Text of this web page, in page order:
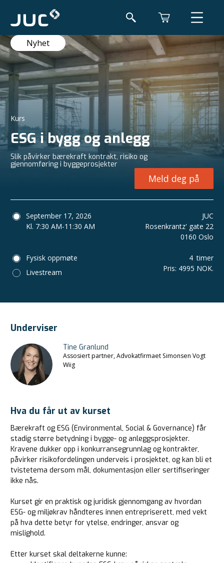
Nyhet
Kurs
ESG i bygg og anlegg
Slik påvirker bærekraft kontrakt, risiko og
gjennomføring i byggeprosjekter
Meld deg på
September 17, 2026
Kl. 7:30 AM-11:30 AM
JUC
Rosenkrantz' gate 22
0160 Oslo
Fysisk oppmøte
Livestream
4 timer
Pris: 4995 NOK.
Underviser
Tine Granlund
Assosiert partner, Advokatfirmaet Simonsen Vogt
Wiig
Hva du får ut av kurset
Bærekraft og ESG (Environmental, Social & Governance) får
stadig større betydning i bygge- og anleggsprosjekter.
Kravene dukker opp i konkurransegrunnlag og kontrakter,
påvirker risikofordelingen underveis i prosjektet, og kan bli et
tvistetema dersom mål, dokumentasjon eller sertifiseringer
ikke nås.
Kurset gir en praktisk og juridisk gjennomgang av hvordan
ESG- og miljøkrav håndteres innen entrepriserett, med vekt
på hva dette betyr for ytelse, endringer, ansvar og
mislighold.
Etter kurset skal deltakerne kunne: